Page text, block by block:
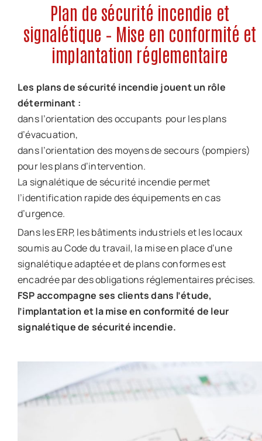
Offre d’emploi
Notre société
Contact
Plan de sécurité incendie et
signalétique – Mise en conformité et
implantation réglementaire
Les plans de sécurité incendie jouent un rôle
déterminant :
dans l’orientation des occupants pour les plans
d’évacuation,
dans l’orientation des moyens de secours (pompiers)
pour les plans d’intervention.
La signalétique de sécurité incendie permet
l’identification rapide des équipements en cas
d’urgence.
Dans les ERP, les bâtiments industriels et les locaux
soumis au Code du travail, la mise en place d’une
signalétique adaptée et de plans conformes est
encadrée par des obligations réglementaires précises.
FSP accompagne ses clients dans l’étude,
l’implantation et la mise en conformité de leur
signalétique de sécurité incendie.